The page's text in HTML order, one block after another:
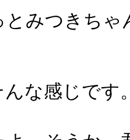
とみつきち
んな感じで